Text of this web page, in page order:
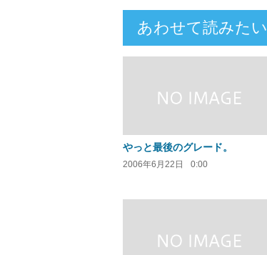
あわせて読みたい
やっと最後のグレード。
2006年6月22日 0:00